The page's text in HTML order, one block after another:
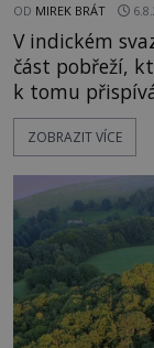
OD MIREK BRÁT
V indickém
část pobřeží,
k tomu
pláž takové
pravdivé
následovat.
Surat. Gu
ZOBRAZIT VÍCE